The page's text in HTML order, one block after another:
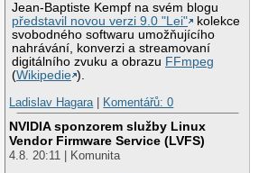
Jean-Baptiste Kempf na svém blogu
představil novou verzi 9.0 "Lei"
kolekce
svobodného softwaru umožňujícího
nahrávání, konverzi a streamovaní
digitálního zvuku a obrazu FFmpeg
(Wikipedie ).
Ladislav Hagara| Komentářů: 0
NVIDIA sponzorem služby Linux
Vendor Firmware Service (LVFS)
4.8. 20:11 | Komunita